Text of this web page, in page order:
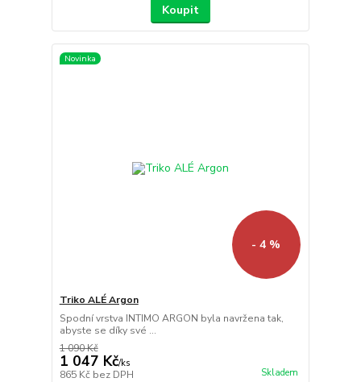
Koupit
Novinka
- 4 %
Triko ALÉ Argon
Spodní vrstva INTIMO ARGON byla navržena tak,
abyste se díky své ...
1 090 Kč
1 047 Kč/ks
865 Kč bez DPH Skladem